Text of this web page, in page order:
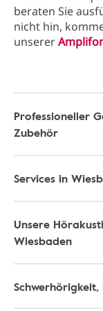
beraten Sie
nicht hin,
unserer
Professioneller
Zubehör
Services in
Unsere
Wiesbaden